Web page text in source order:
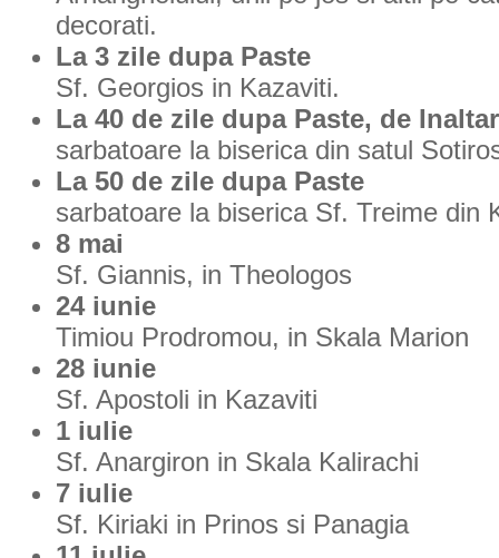
decorati.
La 3 zile dupa Paste
Sf. Georgios in Kazaviti.
La 40 de zile dupa Paste, de
sarbatoare la biserica din satul
La 50 de zile dupa Paste
sarbatoare la biserica Sf. Treime din
8 mai
Sf. Giannis, in Theologos
24 iunie
Timiou Prodromou, in Skala Marion
28 iunie
Sf. Apostoli in Kazaviti
1 iulie
Sf. Anargiron in Skala Kalirachi
7 iulie
Sf. Kiriaki in Prinos si Panagia